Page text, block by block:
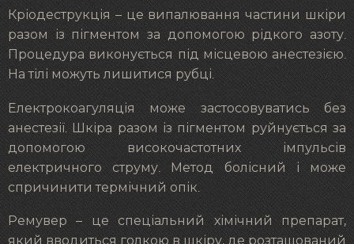
Кріодеструкція – це випалювання частини шкіри
разом із пігментом за допомогою рідкого азоту.
Процедура виконується під місцевою анестезією.
На тілі можуть лишитися рубці.
Електрокоагуляція може застосовуватись без
анестезії. Шкіра разом із пігментом руйнується за
допомогою високочастотних імпульсів
електричного струму. Метод болісний і може
спричинити термічний опік.
Ремувер – це спеціальний хімічний препарат,
який вводиться голкою в шкіру, де розташований